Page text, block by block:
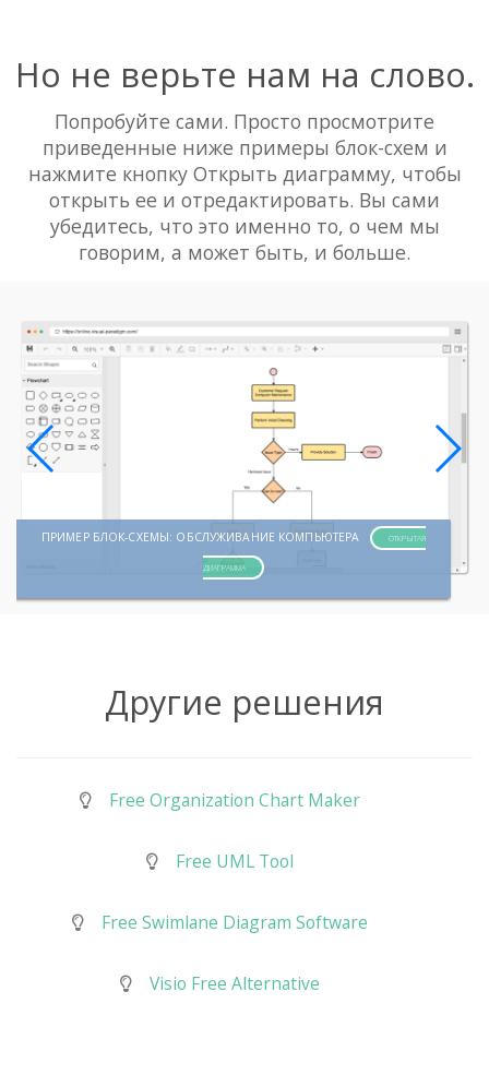
Но не верьте нам на слово.
Попробуйте сами. Просто просмотрите
приведенные ниже примеры блок-схем и
нажмите кнопку Открыть диаграмму, чтобы
открыть ее и отредактировать. Вы сами
убедитесь, что это именно то, о чем мы
говорим, а может быть, и больше.
ПРИМЕР БЛОК-СХЕМЫ: ОБСЛУЖИВАНИЕ КОМПЬЮТЕРА ОТКРЫТАЯ
ДИАГРАММА
Другие решения
Free Organization Chart Maker
Free UML Tool
Free Swimlane Diagram Software
Visio Free Alternative